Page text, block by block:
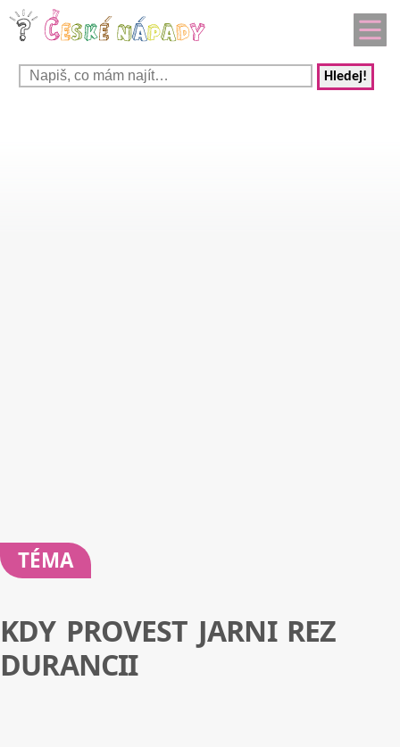
Hledej!
TÉMA
KDY PROVEST JARNI REZ
DURANCII